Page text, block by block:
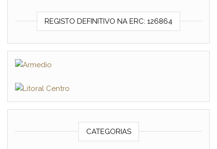
REGISTO DEFINITIVO NA ERC: 126864
CATEGORIAS